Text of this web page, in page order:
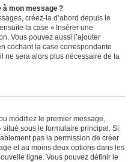
mon message ?
créez-la d’abord depuis le
la case « Insérer une
Vous pouvez aussi l’ajouter
cochant la case correspondante
ne sera alors plus nécessaire de la
modifiez le premier message,
situé sous le formulaire principal. Si
pas la permission de créer
et au moins deux options dans les
ligne. Vous pouvez définir le